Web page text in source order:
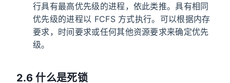
行具有最高优先级的进程，依此类推。具有相同
优先级的进程以 FCFS 方式执行。可以根据内存
要求，时间要求或任何其他资源要求来确定优先
级。
2.6 什么是死锁